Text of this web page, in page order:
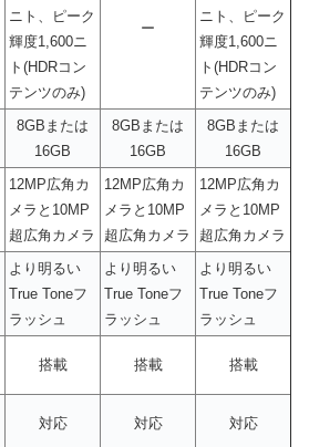
ニト、ピーク
輝度1,600ニ
ト(HDRコン
テンツのみ)
ー
ニト、ピーク
輝度1,600ニ
ト(HDRコン
テンツのみ)
8GBまたは
16GB
8GBまたは
16GB
8GBまたは
16GB
12MP広角カ
メラと10MP
超広角カメラ
12MP広角カ
メラと10MP
超広角カメラ
12MP広角カ
メラと10MP
超広角カメラ
より明るい
True Toneフ
ラッシュ
より明るい
True Toneフ
ラッシュ
より明るい
True Toneフ
ラッシュ
搭載 搭載 搭載
対応 対応 対応